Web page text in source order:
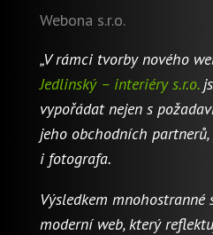
Webona s.r.o.
„V rámci tvorby nového
Jedlinský – interiéry s.r.o.
vypořádat nejen s
jeho obchodních partnerů,
i fotografa.
Výsledkem mnohostranné
moderní web, který